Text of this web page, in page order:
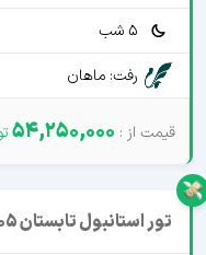
5 شب
رفت: ماهان
54,250,000
تور استانبول تابستان 1405